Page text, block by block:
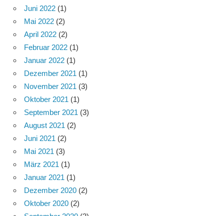
Juni 2022 (1)
Mai 2022 (2)
April 2022 (2)
Februar 2022 (1)
Januar 2022 (1)
Dezember 2021 (1)
November 2021 (3)
Oktober 2021 (1)
September 2021 (3)
August 2021 (2)
Juni 2021 (2)
Mai 2021 (3)
März 2021 (1)
Januar 2021 (1)
Dezember 2020 (2)
Oktober 2020 (2)